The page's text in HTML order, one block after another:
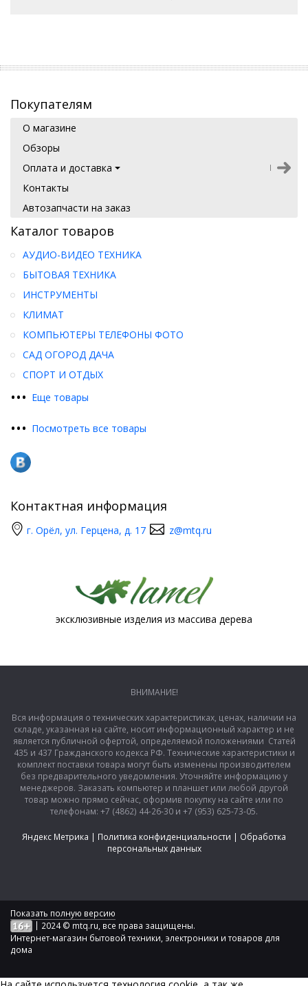
Покупателям
О магазине
Обзоры
Оплата и доставка
Контакты
Автозапчасти на заказ
Каталог товаров
••• Еще товары
АУДИО-ВИДЕО ТЕХНИКА
БЫТОВАЯ ТЕХНИКА
ИНСТРУМЕНТЫ
КЛИМАТ
КОМПЬЮТЕРЫ ТЕЛЕФОНЫ ФОТО
САД ОГОРОД ДАЧА
СПОРТ И ОТДЫХ
••• Посмотреть все товары
Контактная информация
г. Орёл, ул. Герцена, д. 17 z@mtq.ru
эксклюзивные изделия из массива дерева
ВНИМАНИЕ!
Вся информация о технических характеристиках, ценах, наличии на
складе, указанная на сайте, носит информационный характер и не
является публичной офертой, определяемой положениями Статей
435 и 437 Гражданского кодекса РФ. Технические характеристики и
комплект поставки товара могут быть изменены производителем
без предварительного уведомления. Уточняйте информацию у
менеджеров. Заказать компьютер и планшет или любой другой
товар можно прямо сейчас, оформив покупку на сайте или по
телефонам: +7 (4862) 44-26-30 и +7 (953) 625-73-05.
Яндекс Метрика | Политика конфиденциальности | Обработка
персональных данных
Показать полную версию
| 2024 © mtq.ru, все права защищены.
Интернет-магазин бытовой техники, электроники и товаров для
дома